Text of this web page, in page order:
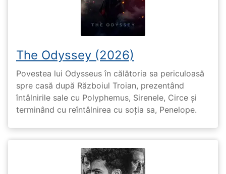
The Odyssey (2026)
Povestea lui Odysseus în călătoria sa periculoasă
spre casă după Războiul Troian, prezentând
întâlnirile sale cu Polyphemus, Sirenele, Circe și
terminând cu reîntâlnirea cu soția sa, Penelope.